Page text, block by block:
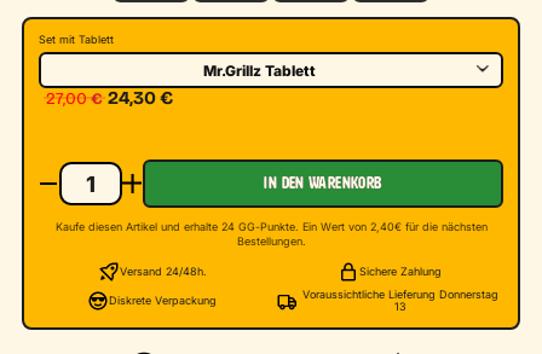
Set mit Tablett
27,00€Ursprünglicher Preis war: 27,00 €
24,30€Aktueller Preis ist: 24,30 €.
IN DEN WARENKORB
Kaufe diesen Artikel und erhalte 24 GG-Punkte. Ein Wert von 2,40€ für die nächsten
Bestellungen.
Versand 24/48h. Sichere Zahlung
Diskrete Verpackung
Voraussichtliche Lieferung Donnerstag
13